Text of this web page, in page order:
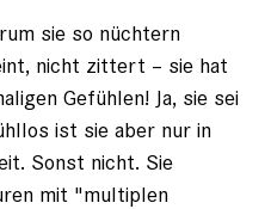
sie so nüchtern
nicht zittert – sie hat
Gefühlen! Ja, sie sei
ist sie aber nur in
Sonst nicht. Sie
mit "multiplen